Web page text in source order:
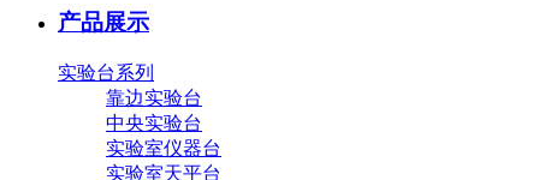
产品展示
实验台系列
靠边实验台
中央实验台
实验室仪器台
实验室天平台